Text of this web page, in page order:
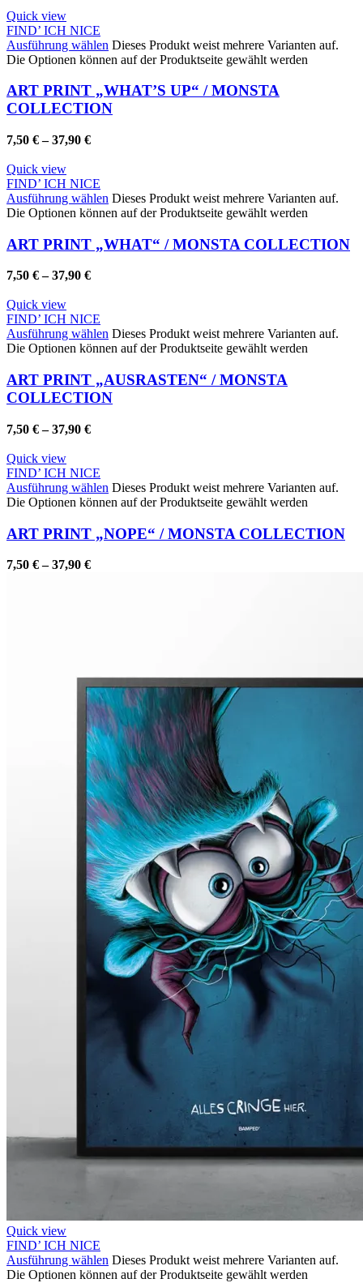
Quick view
FIND’ ICH NICE
Ausführung wählen Dieses Produkt weist mehrere Varianten auf.
Die Optionen können auf der Produktseite gewählt werden
ART PRINT „WHAT’S UP“ / MONSTA
COLLECTION
7,50 €–37,90 €
Quick view
FIND’ ICH NICE
Ausführung wählen Dieses Produkt weist mehrere Varianten auf.
Die Optionen können auf der Produktseite gewählt werden
ART PRINT „WHAT“ / MONSTA COLLECTION
7,50 €–37,90 €
Quick view
FIND’ ICH NICE
Ausführung wählen Dieses Produkt weist mehrere Varianten auf.
Die Optionen können auf der Produktseite gewählt werden
ART PRINT „AUSRASTEN“ / MONSTA
COLLECTION
7,50 €–37,90 €
Quick view
FIND’ ICH NICE
Ausführung wählen Dieses Produkt weist mehrere Varianten auf.
Die Optionen können auf der Produktseite gewählt werden
ART PRINT „NOPE“ / MONSTA COLLECTION
7,50 €–37,90 €
Quick view
FIND’ ICH NICE
Ausführung wählen Dieses Produkt weist mehrere Varianten auf.
Die Optionen können auf der Produktseite gewählt werden